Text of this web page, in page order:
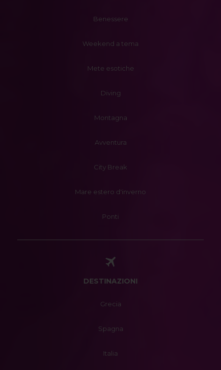
Benessere
Weekend a tema
Mete esotiche
Diving
Montagna
Avventura
City Break
Mare estero d'inverno
Ponti
DESTINAZIONI
Grecia
Spagna
Italia